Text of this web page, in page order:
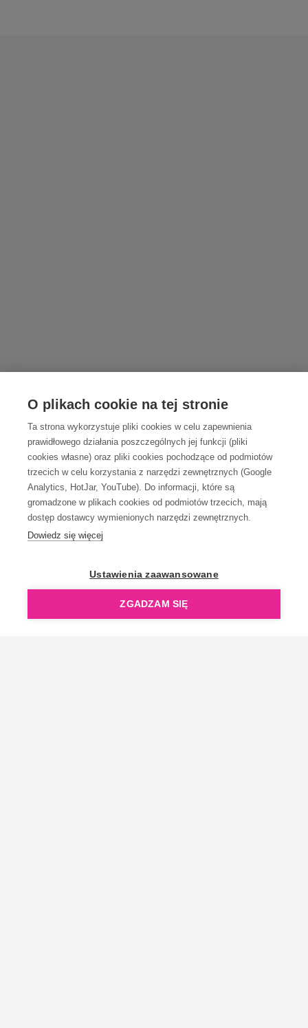
O plikach cookie na tej stronie
Ta strona wykorzystuje pliki cookies w celu zapewnienia
prawidłowego działania poszczególnych jej funkcji (pliki
cookies własne) oraz pliki cookies pochodzące od podmiotów
trzecich w celu korzystania z narzędzi zewnętrznych (Google
Analytics, HotJar, YouTube). Do informacji, które są
gromadzone w plikach cookies od podmiotów trzecich, mają
dostęp dostawcy wymienionych narzędzi zewnętrznych.
Dowiedz się więcej
Ustawienia zaawansowane
ZGADZAM SIĘ